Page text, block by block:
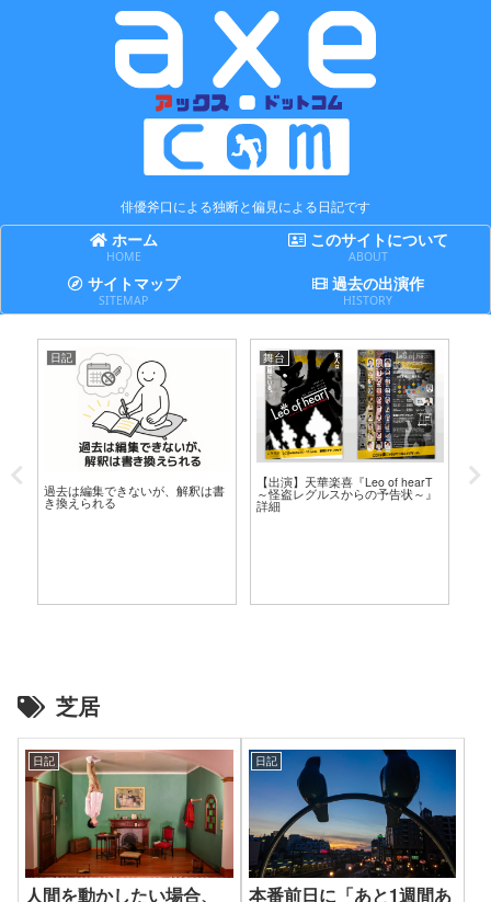
俳優斧口による独断と偏見による日記です
ホーム
HOME
このサイトについて
ABOUT
サイトマップ
SITEMAP
過去の出演作
HISTORY
日記
過去は編集できないが、解釈は書
き換えられる
舞台
【出演】天華楽喜『Leo of hearT
～怪盗レグルスからの予告状～』
詳細
誤
芝居
日記
人間を動かしたい場合、
日記
本番前日に「あと1週間あ